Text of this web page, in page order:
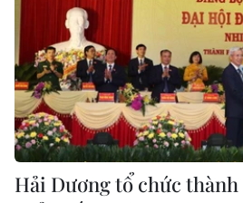
Hải Dương tổ chức